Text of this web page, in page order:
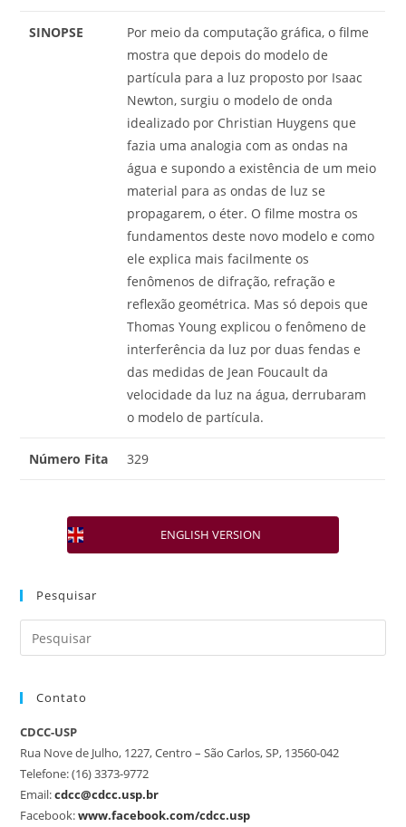
SINOPSE
Por meio da computação gráfica, o filme
mostra que depois do modelo de
partícula para a luz proposto por Isaac
Newton, surgiu o modelo de onda
idealizado por Christian Huygens que
fazia uma analogia com as ondas na
água e supondo a existência de um meio
material para as ondas de luz se
propagarem, o éter. O filme mostra os
fundamentos deste novo modelo e como
ele explica mais facilmente os
fenômenos de difração, refração e
reflexão geométrica. Mas só depois que
Thomas Young explicou o fenômeno de
interferência da luz por duas fendas e
das medidas de Jean Foucault da
velocidade da luz na água, derrubaram
o modelo de partícula.
Número Fita 329
ENGLISH VERSION
Pesquisar
Contato
CDCC-USP
Rua Nove de Julho, 1227, Centro – São Carlos, SP, 13560-042
Telefone: (16) 3373-9772
Email:cdcc@cdcc.usp.br
Facebook:www.facebook.com/cdcc.usp